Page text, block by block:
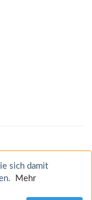
sich damit
Mehr